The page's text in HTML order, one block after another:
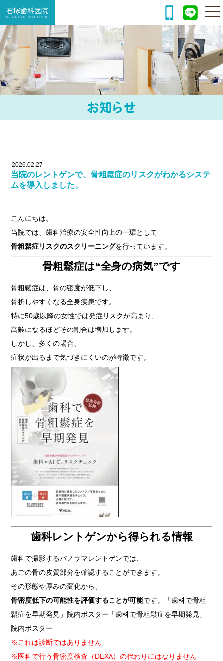
お知らせ
2026.02.27
当院のレントゲンで、骨粗鬆症のリスクがわかるシステ
ムを導入しました。
こんにちは。
当院では、歯科治療の安全性向上の一環として
骨粗鬆症リスクのスクリーニングを行っています。
骨粗鬆症は“全身の病気”です
骨粗鬆症は、骨の密度が低下し、
骨折しやすくなる全身疾患です。
特に50歳以降の女性では発症リスクが高まり、
高齢になるほどその割合は増加します。
しかし、多くの場合、
症状が出るまで気づきにくいのが特徴です。
歯科レントゲンから得られる情報
歯科で撮影するパノラマレントゲンでは、
あごの骨の皮質部分を確認することができます。
その形態や厚みの変化から、
骨密度低下の可能性を評価することが可能です。
「歯科で骨粗
鬆症を早期発見」院内ポスター 「歯科で骨粗鬆症を早期発見」
院内ポスター
※これは診断ではありません
※医科で行う骨密度検査（DEXA）の代わりにはなりません